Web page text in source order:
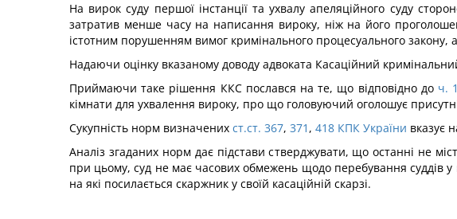
На вирок суду першої інстанції та ухвалу апеляційного суду
затратив менше часу на написання вироку, ніж на його
істотним порушенням вимог кримінального процесуального закону,
Надаючи оцінку вказаному доводу адвоката Касаційний
Приймаючи таке рішення ККС послався на те, що відповідно до ч.
кімнати для ухвалення вироку, про що головуючий оголошує
Сукупність норм визначених ст.ст. 367, 371 , 418 КПК України вказує
Аналіз згаданих норм дає підстави стверджувати, що останні не
при цьому, суд не має часових обмежень щодо перебування суддів у
на які посилається скаржник у своїй касаційній скарзі.